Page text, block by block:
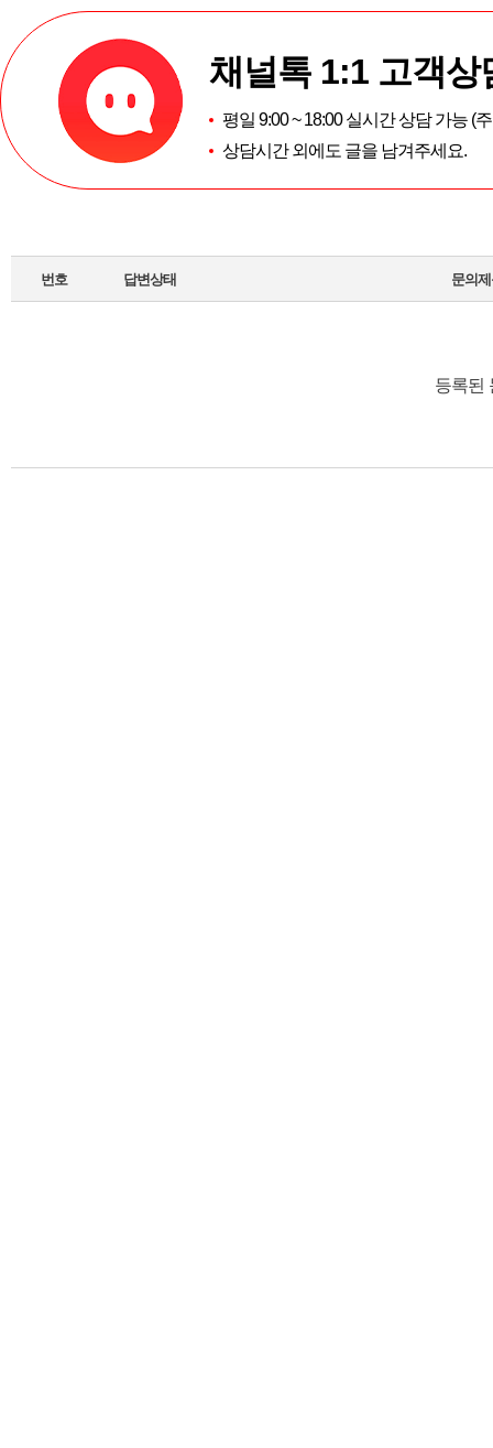
채널톡 1:1 고객상
평일 9:00 ~ 18:00 실시간 상담 가능 (
상담시간 외에도 글을 남겨주세요.
번호 답변상태 문의
등록된